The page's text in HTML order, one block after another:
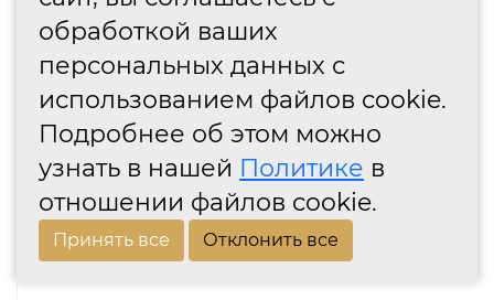
обработкой ваших
персональных данных с
использованием файлов cookie.
Подробнее об этом можно
узнать в нашей Политике в
отношении файлов cookie.
Принять все Отклонить все